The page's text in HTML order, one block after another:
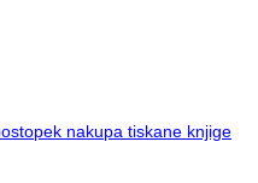
nakupa tiskane knjige